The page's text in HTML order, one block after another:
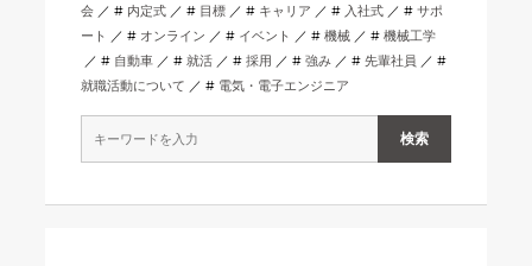
会
内定式 目標 キャリア 入社式
サポ
ート
オンライン イベント 機械
機械工学
自動車
就活 採用 強み
先輩社員
就職活動について
電気・電子エンジニア